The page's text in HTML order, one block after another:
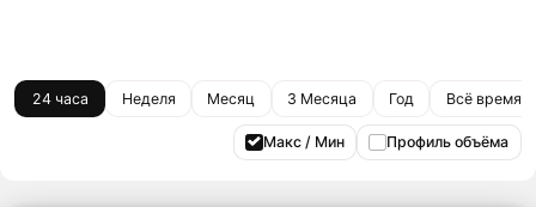
24 часа Неделя Месяц 3 Месяца Год Всё время
Макс / Мин Профиль объёма